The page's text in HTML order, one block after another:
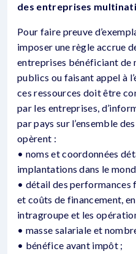
des entreprises
Pour faire preuve
imposer une règle accrue
entreprises bénéficiant de
publics ou faisant appel à
ces ressources doit être
par les entreprises,
par pays sur l’ensemble
opèrent :
• noms et coordonnées
implantations dans le
• détail des performances
et coûts de financement,
intragroupe et les
• masse salariale et
• bénéfice avant impôt ;